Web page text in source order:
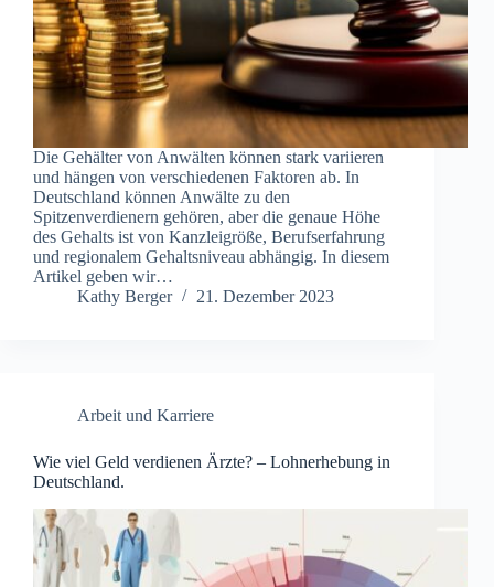
Die Gehälter von Anwälten können stark variieren
und hängen von verschiedenen Faktoren ab. In
Deutschland können Anwälte zu den
Spitzenverdienern gehören, aber die genaue Höhe
des Gehalts ist von Kanzleigröße, Berufserfahrung
und regionalem Gehaltsniveau abhängig. In diesem
Artikel geben wir…
Kathy Berger
21. Dezember 2023
Arbeit und Karriere
Wie viel Geld verdienen Ärzte? – Lohnerhebung in
Deutschland.